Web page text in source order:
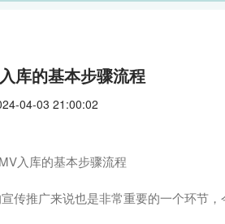
库的基本步骤流程
04-03 21:00:02
传推广来说也是非常重要的一个环节